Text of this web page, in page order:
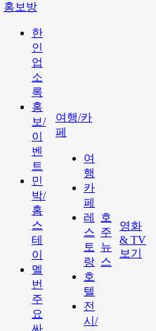
홍보방
한
인
업
소
록
홍
보/
이
벤
트
민
박/
홈
스
테
이
멜
번
주
요
싸
여행/카
페
여
행
카
페
레
스
토
랑
호
텔
전
시/
호
주
뉴
스
영화
& TV
보기